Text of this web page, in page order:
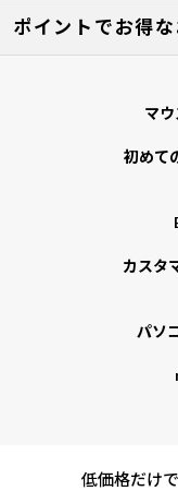
ポイントでお得
マ
初めて
カスタ
パソ
低価格だけ